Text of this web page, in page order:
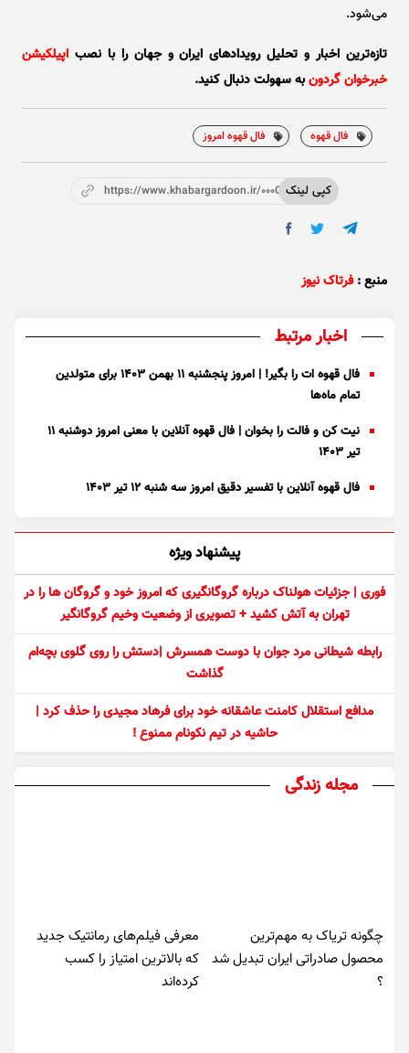
می‌شود.
تازه‌ترین اخبار و تحلیل‌ رویدادهای ایران و جهان را با نصب اپیلکیشن
خبرخوان گردونبه سهولت دنبال کنید.
فال قهوه فال قهوه امروز
کپی لینکhttps://www.khabargardoon.ir/000Orv
منبع : فرتاک نیوز
اخبار مرتبط
فال قهوه ات را بگیر! | امروز پنجشنبه ۱۱ بهمن ۱۴۰۳ برای متولدین
تمام ماه‌ها
نیت کن و فالت را بخوان | فال قهوه آنلاین با معنی امروز دوشنبه ۱۱
تیر ۱۴۰۳
فال قهوه آنلاین با تفسیر دقیق امروز سه شنبه ۱۲ تیر ۱۴۰۳
پیشنهاد ویژه
فوری | جزئیات هولناک درباره گروگانگیری که امروز خود و گروگان ها را در
تهران به آتش کشید + تصویری از وضعیت وخیم گروگانگیر
رابطه شیطانی مرد جوان با دوست همسرش |دستش را روی گلوی بچه‌ام
گذاشت
مدافع استقلال کامنت عاشقانه خود برای فرهاد مجیدی را حذف کرد |
حاشیه در تیم نکونام ممنوع !
مجله زندگی
چگونه تریاک به مهم‌ترین
محصول صادراتی ایران تبدیل شد
؟
معرفی فیلم‌های رمانتیک جدید
که بالاترین امتیاز را کسب
کرده‌اند